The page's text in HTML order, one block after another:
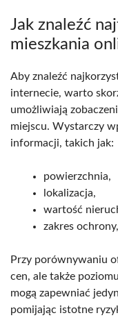
Jak znaleźć
mieszkania
Aby znaleźć
internecie, warto
umożliwiają
miejscu. Wystarczy
informacji, takich jak:
powierzchnia,
lokalizacja,
wartość
zakres
Przy porównywaniu
cen, ale także
mogą zapewniać
pomijając istotne